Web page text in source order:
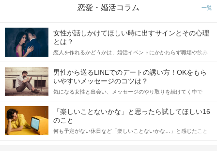
恋愛・婚活コラム 一覧
女性が話しかけてほしい時に出すサインとその心理
とは？
恋人を作れるかどうかは、婚活イベントにかかわらず職場や飲み
てアプローチできるかにも左右されます。 これから恋人作りを本
格的に始めようとしている方は、女性が異性を求めて出すサイン
をしっかりと理解し、正しい行動に移せるかどうかが重要。 この
記事では、女性が話しかけて欲しい時に出すサインとその心理を
合にどのような行動に繋げるべきかをご紹介していきます。
男性から送るLINEでのデートの誘い方！OKをもら
いやすいメッセージのコツは？
気になる女性と出会い、メッセージのやり取りを続けてく中で
しかし、中には「どう誘ったらいいの？」とお困りの男性もいら
っしゃるのではないでしょうか。 そこで今回は、男性から女性へ
送るLINEでのデートの誘い方のコツをご紹介します。例文も混じ
えながら解説するので、ぜひ参考にしてください。
「楽しいことないかな」と思ったら試してほしい16
のこと
何も予定がない休日など「楽しいことないかな…」と感じたこと